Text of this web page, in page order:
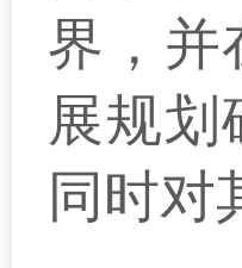
界，并
展规
同时对